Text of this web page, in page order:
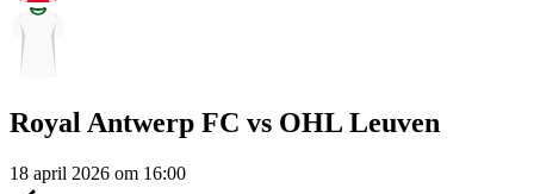
Royal Antwerp FC vs OHL Leuven
18 april 2026 om 16:00